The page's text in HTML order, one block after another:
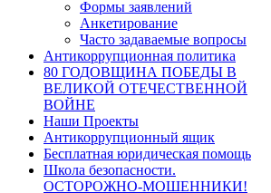
Формы заявлений
Анкетирование
Часто задаваемые вопросы
Антикоррупционная политика
80 ГОДОВЩИНА ПОБЕДЫ В
ВЕЛИКОЙ ОТЕЧЕСТВЕННОЙ
ВОЙНЕ
Наши Проекты
Антикоррупционный ящик
Бесплатная юридическая помощь
Школа безопасности.
ОСТОРОЖНО-МОШЕННИКИ!